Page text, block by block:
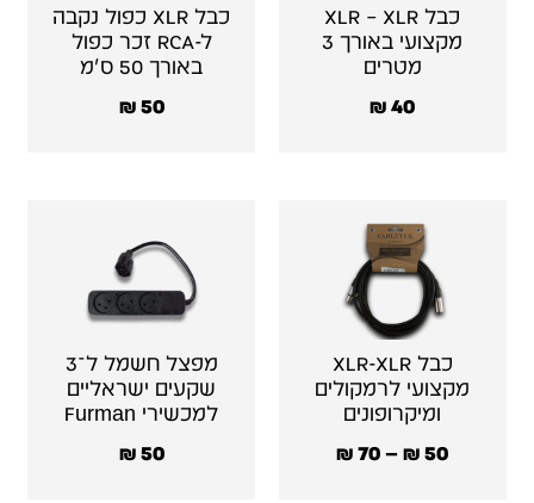
כבל XLR – XLR
מקצועי באורך 3
מטרים
₪40
כבל XLR כפול נקבה
ל-RCA זכר כפול
באורך 50 ס״מ
₪50
כבל XLR-XLR
מקצועי לרמקולים
ומיקרופונים
₪50
–
₪70
מפצל חשמל ל־3
שקעים ישראליים
למכשירי Furman
₪50